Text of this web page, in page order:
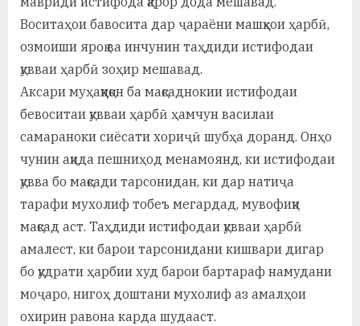
Воситаҳои бавосита дар ҷараёни машқҳои ҳарбӣ,
озмоиши яроқ ва инчунин таҳдиди истифодаи
қувваи ҳарбӣ зоҳир мешавад.
Аксари муҳаққиқон ба мақсаднокии истифодаи
бевоситаи қувваи ҳарбӣ ҳамчун василаи
самараноки сиёсати хориҷӣ шубҳа доранд. Онҳо
чунин ақида пешниҳод менамоянд, ки истифодаи
қувва бо мақсади тарсонидан, ки дар натиҷа
тарафи мухолиф тобеъ мегардад, мувофиқи
мақсад аст. Таҳдиди истифодаи қувваи ҳарбӣ
амалест, ки барои тарсонидани кишвари дигар
бо қудрати ҳарбии худ барои бартараф намудани
моҷаро, нигоҳ доштани мухолиф аз амалҳои
охирин равона карда шудааст.